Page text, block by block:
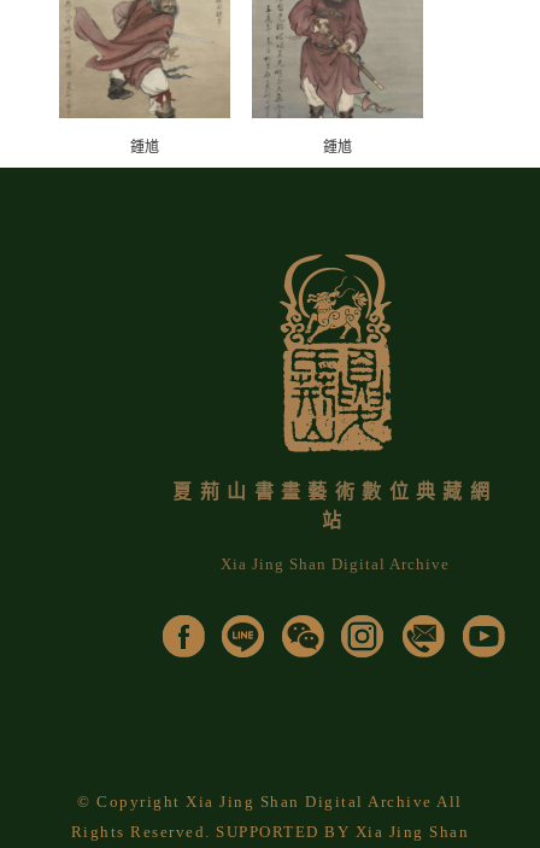
鍾馗 鍾馗
夏荊山書畫藝術數位典藏網
站
Xia Jing Shan Digital Archive
© Copyright Xia Jing Shan Digital Archive All
Rights Reserved. SUPPORTED BY Xia Jing Shan